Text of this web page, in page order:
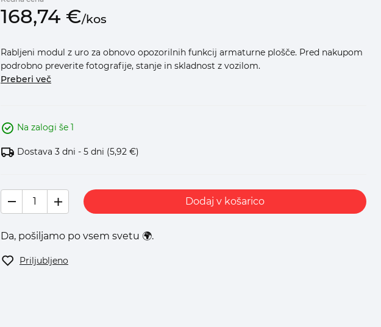
168,74 €/kos
Rabljeni modul z uro za obnovo opozorilnih funkcij armaturne plošče. Pred nakupom
podrobno preverite fotografije, stanje in skladnost z vozilom.
Preberi več
Na zalogi še 1
Dostava 3 dni - 5 dni (5,92 €)
Dodaj v košarico
Da, pošiljamo po vsem svetu 🌍.
Priljubljeno